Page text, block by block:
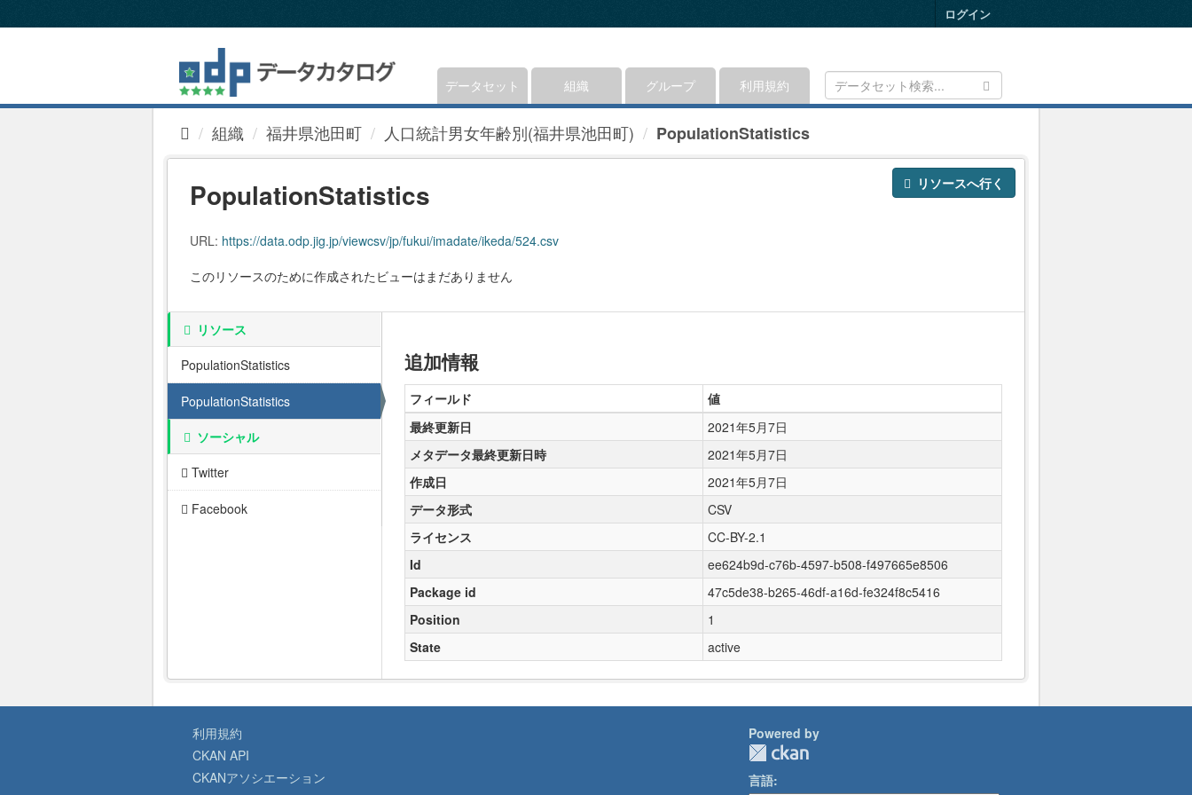
キ
ログイン
データセット 組織 グループ 利用規約
組織 福井県池田町 人口統計男女年齢別(福井県池田町) PopulationStatistics
リソースへ行く
PopulationStatistics
URL: https://data.odp.jig.jp/viewcsv/jp/fukui/imadate/ikeda/524.csv
このリソースのために作成されたビューはまだありません
リソース
PopulationStatistics
PopulationStatistics
ソーシャル
Twitter
Facebook
追加情報
フィールド
値
最終更新日
2021年5月7日
メタデータ最終更新日時
2021年5月7日
作成日
2021年5月7日
データ形式
CSV
ライセンス
CC-BY-2.1
Id
ee624b9d-c76b-4597-b508-f497665e8506
Package id
47c5de38-b265-46df-a16d-fe324f8c5416
Position
1
State
active
利用規約
CKAN API
CKANアソシエーション
Powered by
言語